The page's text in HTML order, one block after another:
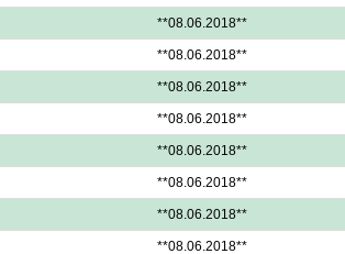
**08.06.2018**
**08.06.2018**
**08.06.2018**
**08.06.2018**
**08.06.2018**
**08.06.2018**
**08.06.2018**
**08.06.2018**